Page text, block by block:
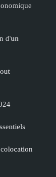
d'un